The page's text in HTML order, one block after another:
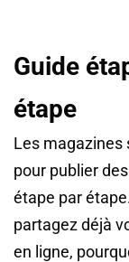
Guide
étape
Les magazines
pour publier
étape par
partagez déjà
en ligne,